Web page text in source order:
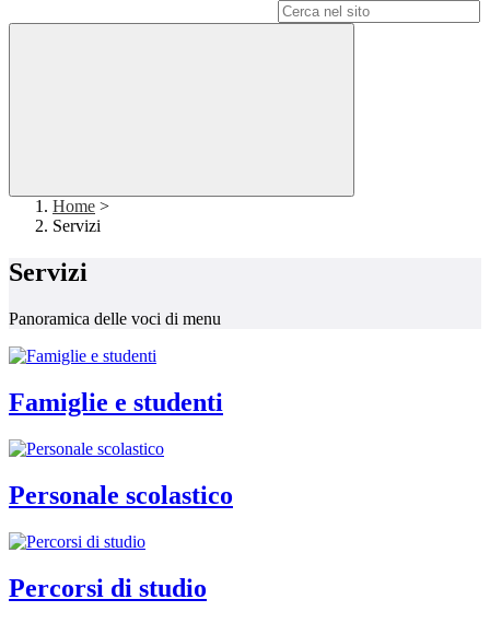
Home >
Servizi
Servizi
Panoramica delle voci di menu
Famiglie e studenti
Personale scolastico
Percorsi di studio